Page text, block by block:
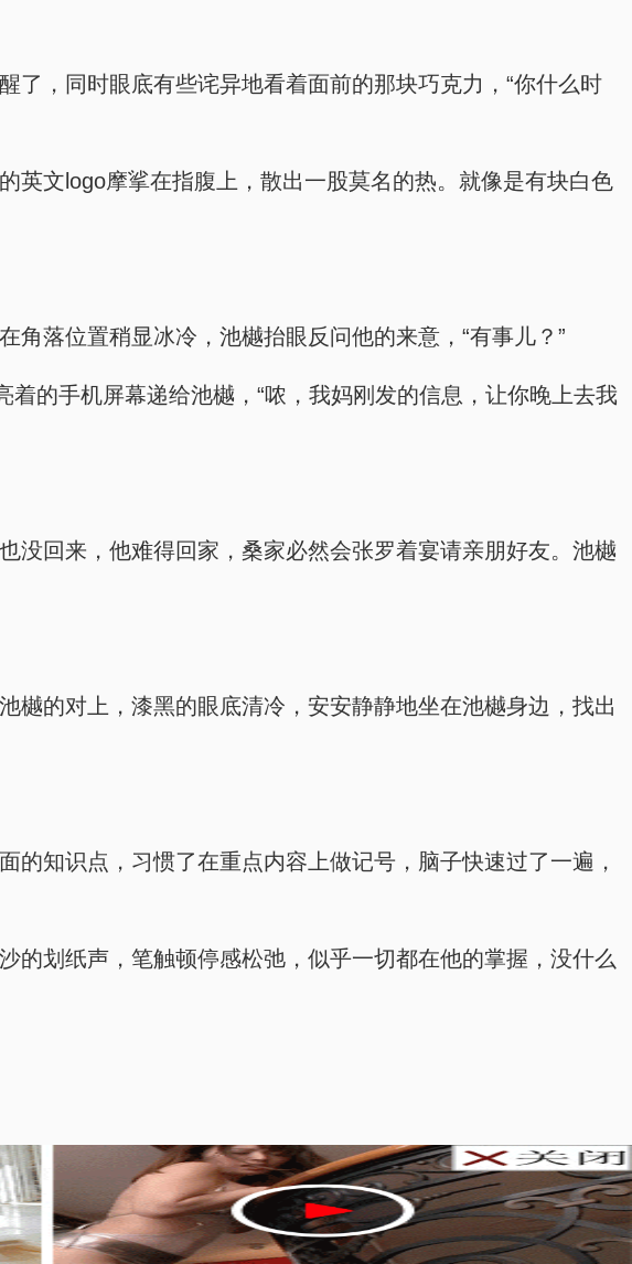
了，同时眼底有些诧异地看着面前的那块巧克力，“你什么时
英文logo摩挲在指腹上，散出一股莫名的热。就像是有块白色
落位置稍显冰冷，池樾抬眼反问他的来意，“有事儿？”
的手机屏幕递给池樾，“哝，我妈刚发的信息，让你晚上去我
没回来，他难得回家，桑家必然会张罗着宴请亲朋好友。池樾
樾的对上，漆黑的眼底清冷，安安静静地坐在池樾身边，找出
知识点，习惯了在重点内容上做记号，脑子快速过了一遍，
的划纸声，笔触顿停感松弛，似乎一切都在他的掌握，没什么